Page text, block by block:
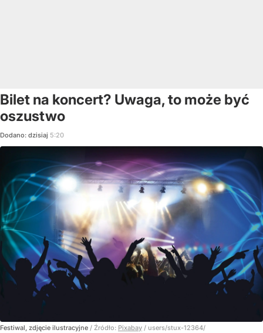
Bilet na koncert? Uwaga, to może być
oszustwo
Dodano: dzisiaj 5:20
Festiwal, zdjęcie ilustracyjne / Źródło: Pixabay / users/stux-12364/